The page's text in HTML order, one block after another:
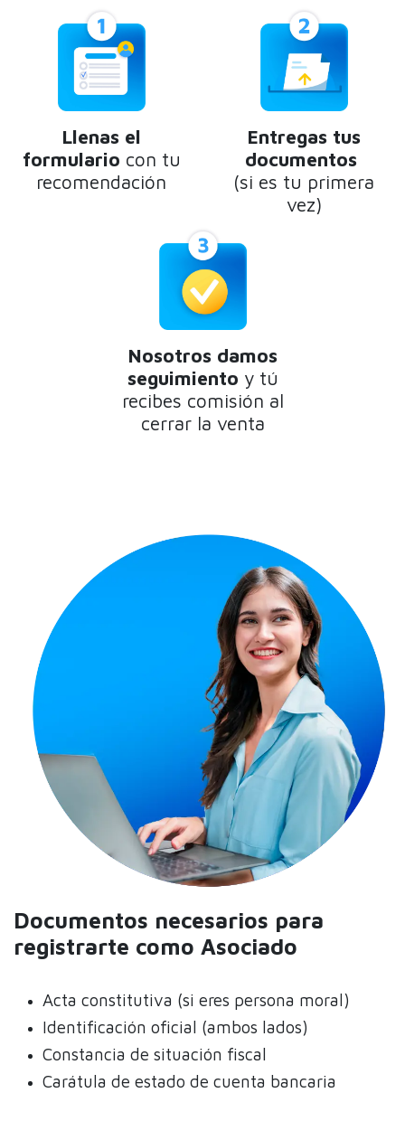
Llenas el
formulario con tu
recomendación
Entregas tus
documentos
(si es tu primera
vez)
Nosotros damos
seguimiento y tú
recibes comisión al
cerrar la venta
Documentos necesarios para
registrarte como Asociado
Acta constitutiva (si eres persona moral)
Identificación oficial (ambos lados)
Constancia de situación fiscal
Carátula de estado de cuenta bancaria